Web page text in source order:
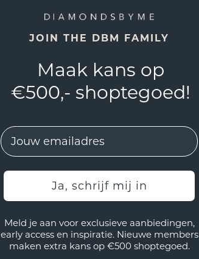
JOIN THE DBM FAMILY
Maak kans op
€500,- shoptegoed!
EMail
Ja, schrijf mij in
Meld je aan voor exclusieve aanbiedingen,
early access en inspiratie. Nieuwe members
maken extra kans op €500 shoptegoed.